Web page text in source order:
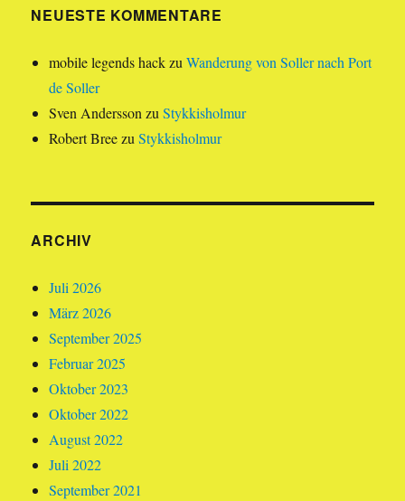
NEUESTE KOMMENTARE
mobile legends hackzuWanderung von Soller nach Port
de Soller
Sven Andersson zuStykkisholmur
Robert BreezuStykkisholmur
ARCHIV
Juli 2026
März 2026
September 2025
Februar 2025
Oktober 2023
Oktober 2022
August 2022
Juli 2022
September 2021